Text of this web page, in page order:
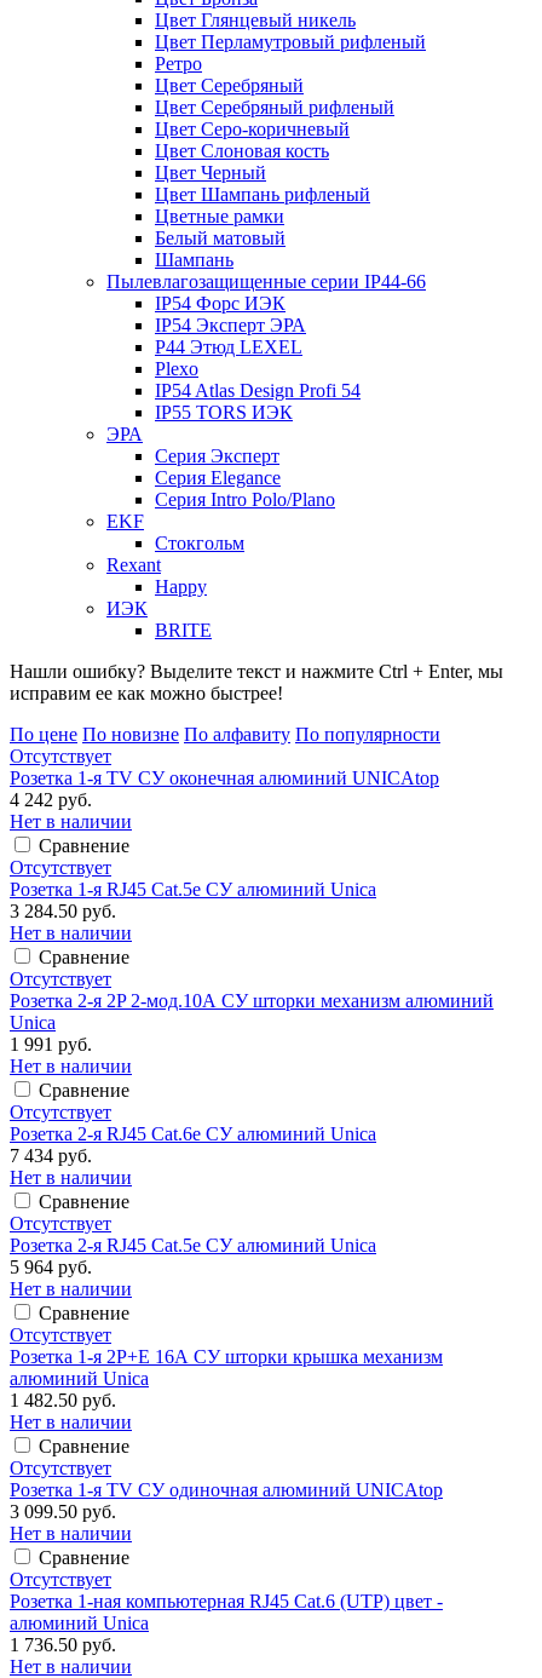
Цвет Глянцевый никель
Цвет Перламутровый рифленый
Ретро
Цвет Серебряный
Цвет Серебряный рифленый
Цвет Серо-коричневый
Цвет Слоновая кость
Цвет Черный
Цвет Шампань рифленый
Цветные рамки
Белый матовый
Шампань
Пылевлагозащищенные серии IP44-66
IP54 Форс ИЭК
IP54 Эксперт ЭРА
P44 Этюд LEXEL
Plexo
IP54 Atlas Design Profi 54
IP55 TORS ИЭК
ЭРА
Серия Эксперт
Серия Elegance
Серия Intro Polo/Plano
EKF
Стокгольм
Rexant
Happy
ИЭК
BRITE
Нашли ошибку? Выделите текст и нажмите Ctrl + Enter, мы
исправим ее как можно быстрее!
По цене По новизне По алфавиту По популярности
Отсутствует
Розетка 1-я TV СУ оконечная алюминий UNICAtop
4 242 руб.
Нет в наличии
Сравнение
Отсутствует
Розетка 1-я RJ45 Cat.5e СУ алюминий Unica
3 284.50 руб.
Нет в наличии
Сравнение
Отсутствует
Розетка 2-я 2P 2-мод.10А СУ шторки механизм алюминий
Unica
1 991 руб.
Нет в наличии
Сравнение
Отсутствует
Розетка 2-я RJ45 Cat.6e СУ алюминий Unica
7 434 руб.
Нет в наличии
Сравнение
Отсутствует
Розетка 2-я RJ45 Cat.5e СУ алюминий Unica
5 964 руб.
Нет в наличии
Сравнение
Отсутствует
Розетка 1-я 2Р+Е 16А СУ шторки крышка механизм
алюминий Unica
1 482.50 руб.
Нет в наличии
Сравнение
Отсутствует
Розетка 1-я TV СУ одиночная алюминий UNICAtop
3 099.50 руб.
Нет в наличии
Сравнение
Отсутствует
Розетка 1-ная компьютерная RJ45 Cat.6 (UTP) цвет -
алюминий Unica
1 736.50 руб.
Нет в наличии